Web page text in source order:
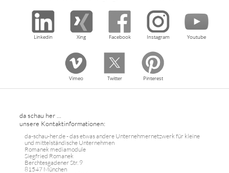
Linkedin Xing Facebook Instagram Youtube
Vimeo Twitter Pinterest
da schau her ...
unsere Kontaktinformationen:
da-schau-her.de - das etwas andere Unternehmernetzwerk für kleine
und mittelständische Unternehmen
Romanek mediamodule
Siegfried Romanek
Berchtesgadener Str. 9
81547 München